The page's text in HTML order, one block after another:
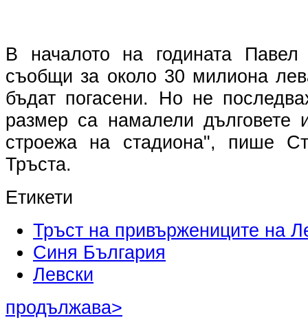
В началото на годината
съобщи за около 30 милиона
бъдат погасени. Но не
размер са намалели дълговете
строежа на стадиона", пише
Тръста.
Етикети
Тръст на привържениците на
Синя България
Левски
продължава>